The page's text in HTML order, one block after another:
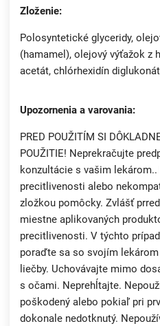
Zloženie:
Polosyntetické glyceridy,
(hamamel), olejový výťažok z
acetát, chlórhexidín
Upozornenia a varovania:
PRED POUŽITÍM SI
POUŽITIE! Neprekračujte
konzultácie s vašim
precitlivenosti alebo
zložkou pomôcky. Zvlášť
miestne aplikovaných
precitlivenosti. V týchto
poraďte sa so svojím
liečby. Uchovávajte mimo
s očami. Neprehĺtajte.
poškodený alebo pokiaľ pri
dokonale nedotknutý.